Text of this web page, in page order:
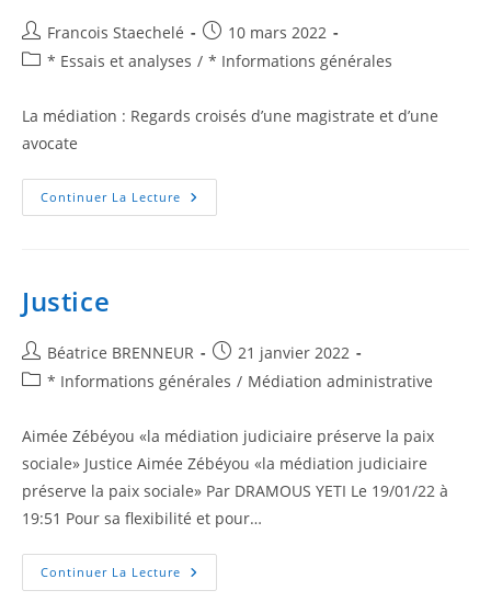
Francois Staechelé
10 mars 2022
* Essais et analyses / * Informations générales
La médiation : Regards croisés d’une magistrate et d’une
avocate
Continuer La Lecture
Justice
Béatrice BRENNEUR
21 janvier 2022
* Informations générales / Médiation administrative
Aimée Zébéyou «la médiation judiciaire préserve la paix
sociale» Justice Aimée Zébéyou «la médiation judiciaire
préserve la paix sociale» Par DRAMOUS YETI Le 19/01/22 à
19:51 Pour sa flexibilité et pour…
Continuer La Lecture